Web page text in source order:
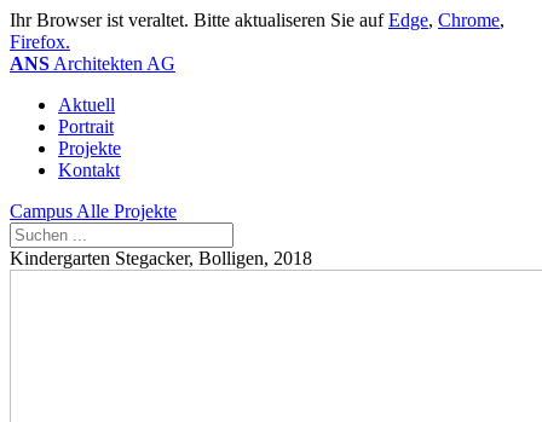
Ihr Browser ist veraltet. Bitte aktualiseren Sie aufEdge, Chrome,
Firefox.
ANS Architekten AG
Aktuell
Portrait
Projekte
Kontakt
Campus Alle Projekte
Kindergarten Stegacker, Bolligen, 2018